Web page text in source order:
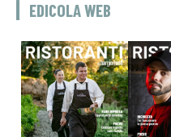
EDICOLA WEB